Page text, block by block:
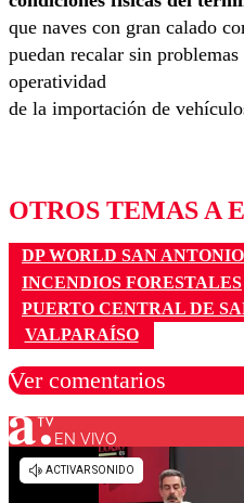
que naves con gran calado
puedan recalar sin
operatividad
de la importación de
OTROS TEMAS A
DP WORLD SAN ANTONIO
INCENDIOS FORESTALES
PUERTO CENTRAL DE
VALPARAÍSO
Ver comentarios
Los comentarios son
diálogo
EN VIVO